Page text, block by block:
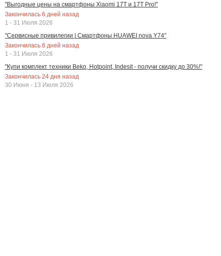
"Выгодные цены на смартфоны Xiaomi 17T и 17T Pro!"
Закончилась 6 дней назад
1 - 31 Июля 2026
"Сервисные привилегии | Смартфоны HUAWEI nova Y74"
Закончилась 6 дней назад
1 - 31 Июля 2026
"Купи комплект техники Beko, Hotpoint, Indesit - получи скидку до 30%!"
Закончилась 24 дня назад
30 Июня - 13 Июля 2026